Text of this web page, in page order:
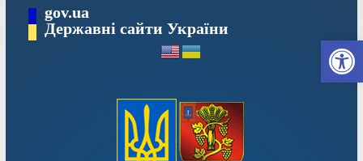
вмісту
gov.ua
Державні сайти України